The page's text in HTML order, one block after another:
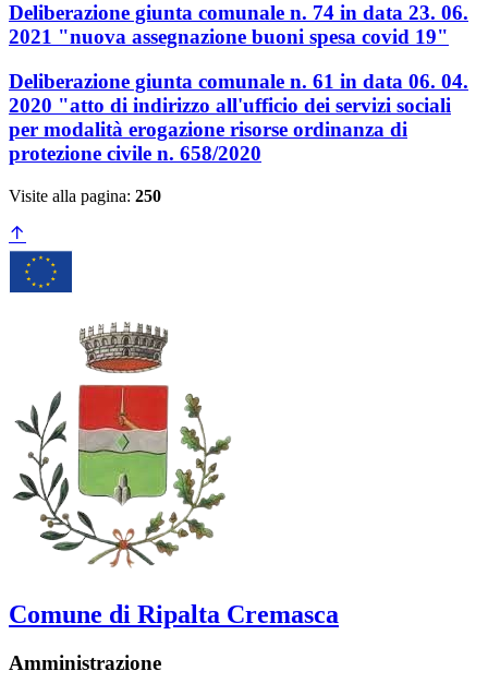
Deliberazione giunta comunale n. 74 in data 23. 06.
2021 "nuova assegnazione buoni spesa covid 19"
Deliberazione giunta comunale n. 61 in data 06. 04.
2020 "atto di indirizzo all'ufficio dei servizi sociali
per modalità erogazione risorse ordinanza di
protezione civile n. 658/2020
Visite alla pagina: 250
Comune di Ripalta Cremasca
Amministrazione